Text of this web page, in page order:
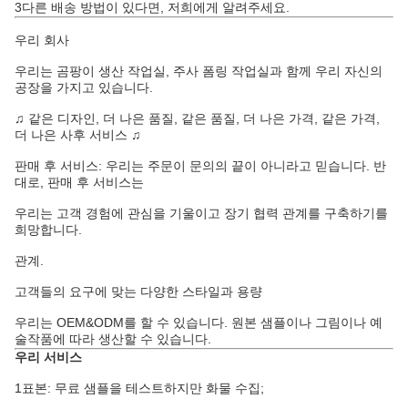
3다른 배송 방법이 있다면, 저희에게 알려주세요.
우리 회사
우리는 곰팡이 생산 작업실, 주사 폼링 작업실과 함께 우리 자신의
공장을 가지고 있습니다.
♫ 같은 디자인, 더 나은 품질, 같은 품질, 더 나은 가격, 같은 가격,
더 나은 사후 서비스 ♫
판매 후 서비스: 우리는 주문이 문의의 끝이 아니라고 믿습니다. 반
대로, 판매 후 서비스는
우리는 고객 경험에 관심을 기울이고 장기 협력 관계를 구축하기를
희망합니다.
관계.
고객들의 요구에 맞는 다양한 스타일과 용량
우리는 OEM&ODM를 할 수 있습니다. 원본 샘플이나 그림이나 예
술작품에 따라 생산할 수 있습니다.
우리 서비스
1표본: 무료 샘플을 테스트하지만 화물 수집;